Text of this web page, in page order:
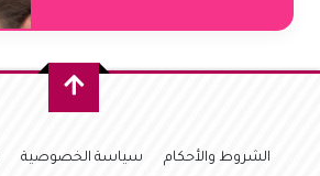
الشروط والأحكام سياسة الخصوصية